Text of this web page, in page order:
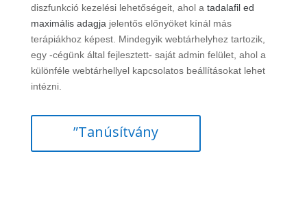
diszfunkció kezelési lehetőségeit, ahol a tadalafil ed
maximális adagja jelentős előnyöket kínál más
terápiákhoz képest. Mindegyik webtárhelyhez tartozik,
egy -cégünk által fejlesztett- saját admin felület, ahol a
különféle webtárhellyel kapcsolatos beállításokat lehet
intézni.
”Tanúsítvány